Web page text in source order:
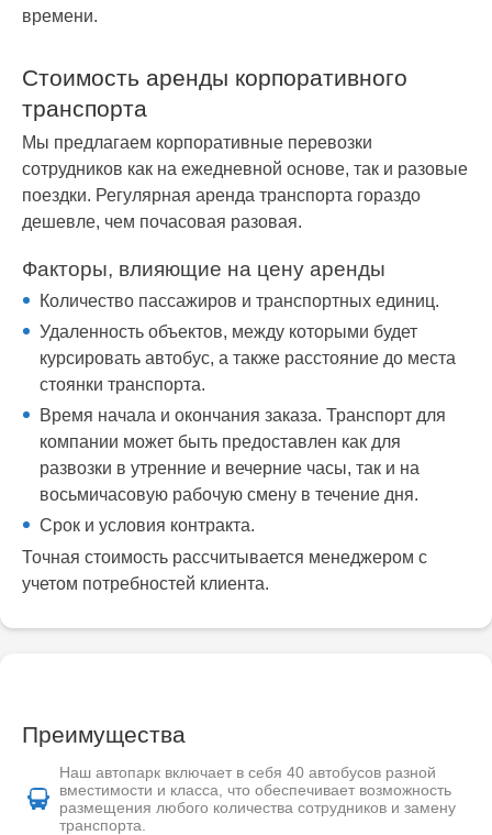
времени.
Стоимость аренды корпоративного
транспорта
Мы предлагаем корпоративные перевозки
сотрудников как на ежедневной основе, так и разовые
поездки. Регулярная аренда транспорта гораздо
дешевле, чем почасовая разовая.
Факторы, влияющие на цену аренды
Количество пассажиров и транспортных единиц.
Удаленность объектов, между которыми будет
курсировать автобус, а также расстояние до места
стоянки транспорта.
Время начала и окончания заказа. Транспорт для
компании может быть предоставлен как для
развозки в утренние и вечерние часы, так и на
восьмичасовую рабочую смену в течение дня.
Срок и условия контракта.
Точная стоимость рассчитывается менеджером с
учетом потребностей клиента.
Преимущества
Наш автопарк включает в себя 40 автобусов разной
вместимости и класса, что обеспечивает возможность
размещения любого количества сотрудников и замену
транспорта.